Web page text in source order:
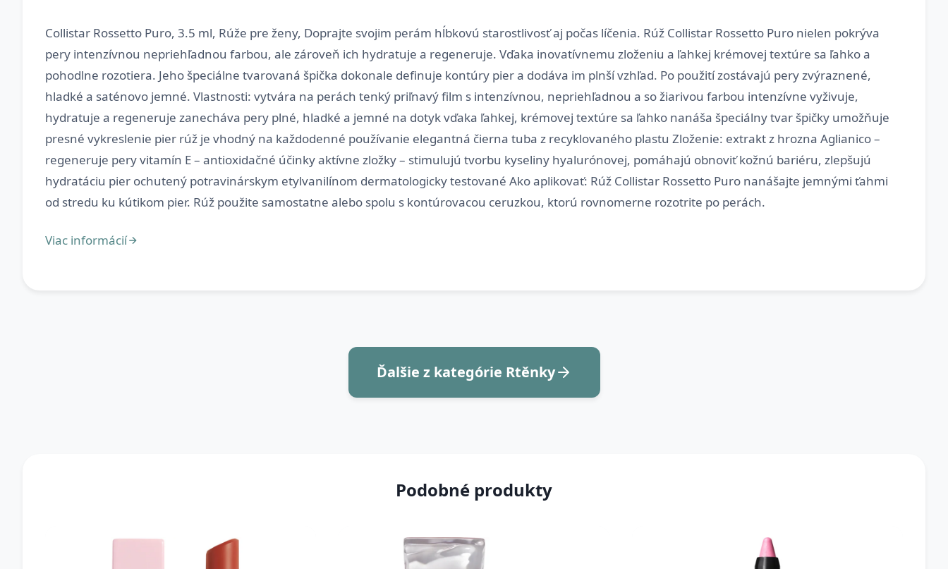
Collistar Rossetto Puro, 3.5 ml, Rúže pre ženy, Doprajte svojim perám hĺbkovú starostlivosť aj počas líčenia. Rúž Collistar Rossetto Puro nielen pokrýva
pery intenzívnou nepriehľadnou farbou, ale zároveň ich hydratuje a regeneruje. Vďaka inovatívnemu zloženiu a ľahkej krémovej textúre sa ľahko a
pohodlne rozotiera. Jeho špeciálne tvarovaná špička dokonale definuje kontúry pier a dodáva im plnší vzhľad. Po použití zostávajú pery zvýraznené,
hladké a saténovo jemné. Vlastnosti: vytvára na perách tenký priľnavý film s intenzívnou, nepriehľadnou a so žiarivou farbou intenzívne vyživuje,
hydratuje a regeneruje zanecháva pery plné, hladké a jemné na dotyk vďaka ľahkej, krémovej textúre sa ľahko nanáša špeciálny tvar špičky umožňuje
presné vykreslenie pier rúž je vhodný na každodenné používanie elegantná čierna tuba z recyklovaného plastu Zloženie: extrakt z hrozna Aglianico –
regeneruje pery vitamín E – antioxidačné účinky aktívne zložky – stimulujú tvorbu kyseliny hyalurónovej, pomáhajú obnoviť kožnú bariéru, zlepšujú
hydratáciu pier ochutený potravinárskym etylvanilínom dermatologicky testované Ako aplikovať: Rúž Collistar Rossetto Puro nanášajte jemnými ťahmi
Ďalšie z kategórie Rtěnky
Podobné produkty